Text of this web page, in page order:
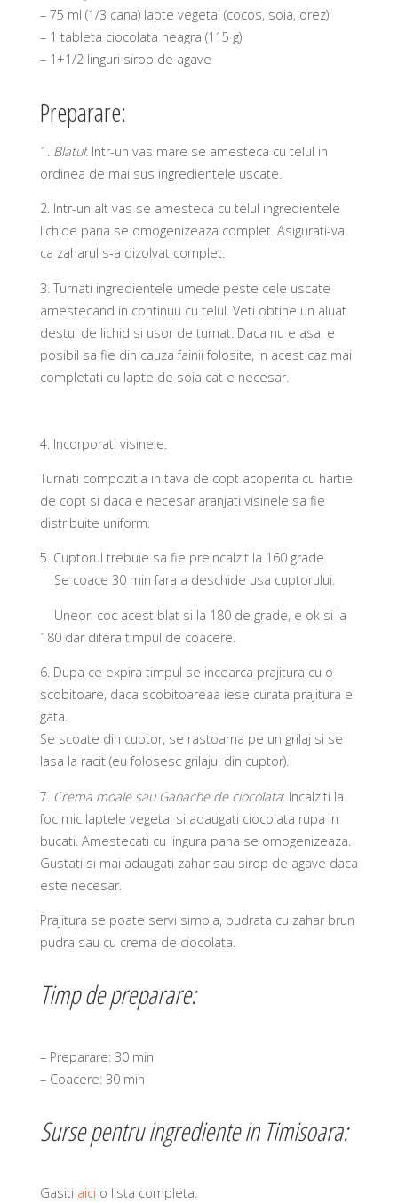
– 75 ml (1/3 cana) lapte vegetal (cocos, soia, orez)
– 1 tableta ciocolata neagra (115 g)
– 1+1/2 linguri sirop de agave
Preparare:
1. Blatul: Intr-un vas mare se amesteca cu telul in
ordinea de mai sus ingredientele uscate.
2. Intr-un alt vas se amesteca cu telul ingredientele
lichide pana se omogenizeaza complet. Asigurati-va
ca zaharul s-a dizolvat complet.
3.Turnati ingredientele umede peste cele uscate
amestecand in continuu cu telul. Veti obtine un aluat
destul de lichid si usor de turnat. Daca nu e asa, e
posibil sa fie din cauza fainii folosite, in acest caz mai
completati cu lapte de soia cat e necesar.
4. Incorporati visinele.
Turnati compozitia in tava de copt acoperita cu hartie
de copt si daca e necesar aranjati visinele sa fie
distribuite uniform.
5. Cuptorul trebuie sa fie preincalzit la 160 grade.
Se coace 30 min fara a deschide usa cuptorului.
Uneori coc acest blat si la 180 de grade, e ok si la
180 dar difera timpul de coacere.
6.Dupa ce expira timpul se incearca prajitura cu o
scobitoare, daca scobitoareaa iese curata prajitura e
gata.
Se scoate din cuptor, se rastoarna pe un grilaj si se
lasa la racit (eu folosesc grilajul din cuptor).
7. Crema moale sau Ganache de ciocolata: Incalziti la
foc mic laptele vegetal si adaugati ciocolata rupa in
bucati. Amestecati cu lingura pana se omogenizeaza.
Gustati si mai adaugati zahar sau sirop de agave daca
este necesar.
Prajitura se poate servi simpla, pudrata cu zahar brun
pudra sau cu crema de ciocolata.
Timp de preparare:
– Preparare: 30 min
– Coacere: 30 min
Surse pentru ingrediente in Timisoara:
Gasiti aici o lista completa.